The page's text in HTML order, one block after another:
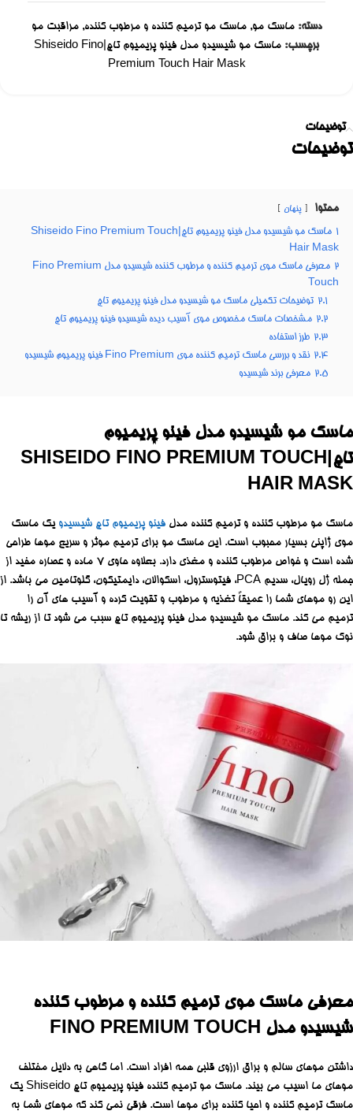
دسته: ماسک مو, ماسک مو ترمیم کننده و مرطوب کننده, مراقبت مو
برچسب:
ماسک مو شیسیدو مدل فینو پریمیوم تاچ|Shiseido Fino
Premium Touch Hair Mask
توضیحات
توضیحات
محتوا پنهان
1
ماسک مو شیسیدو مدل فینو پریمیوم تاچ|Shiseido Fino Premium Touch
Hair Mask
2
معرفی ماسک موی ترمیم کننده و مرطوب کننده شیسیدو مدل Fino Premium
Touch
2.1 توضیحات تکمیلی ماسک مو شیسیدو مدل فینو پریمیوم تاچ
2.2 مشخصات ماسک مخصوص موی آسیب دیده شیسیدو فینو پریمیوم تاچ
2.3 طرز استفاده
2.4 نقد و بررسی ماسک ترمیم کننده موی Fino Premium فینو پریمیوم شیسیدو
2.5 معرفی برند شیسیدو
ماسک مو شیسیدو مدل فینو پریمیوم
تاچ|SHISEIDO FINO PREMIUM TOUCH
HAIR MASK
ماسک مو مرطوب کننده و ترمیم کننده مدل فینو پریمیوم تاچ شیسیدو یک ماسک
موی ژاپنی بسیار محبوب است. این ماسک مو برای ترمیم موثر و سریع موها طراحی
شده است و خواص مرطوب کننده و مغذی دارد. بعلاوه حاوی 7 ماده و عصاره مفید از
جمله ژل رویال، سدیم PCA، فیتوسترول، اسکوالان، دایمتیکون، گلوتامین می باشد. از
این رو موهای شما را عمیقاً تغذیه و مرطوب و تقویت کرده و آسیب های آن را
ترمیم می کند. ماسک مو شیسیدو مدل فینو پریمیوم تاچ سبب می شود تا از ریشه تا
نوک موها صاف و براق شود.
معرفی ماسک موی ترمیم کننده و مرطوب کننده
شیسیدو مدل FINO PREMIUM TOUCH
داشتن موهای سالم و براق ارزوی قلبی همه افراد است. اما گاهی به دلایل مختلف
موهای ما اسیب می بیند. ماسک مو ترمیم کننده فینو پریمیوم تاچ Shiseido یک
ماسک ترمیم کننده و احیا کننده برای موها است. فرقی نمی کند که موهای شما به